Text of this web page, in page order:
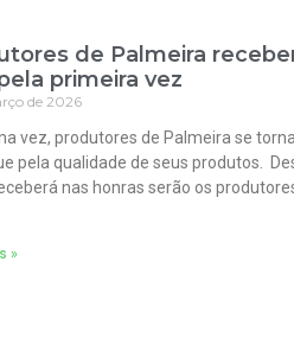
de Palmeira
primeira vez
de 2026
vez, produtores de Palmeira se torna
pela qualidade de seus produtos.
nas honras serão os
»